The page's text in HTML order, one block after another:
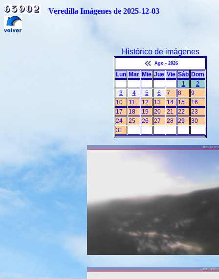
Veredilla Imágenes de 2025-12-03
Histórico de imágenes
Ago - 2026
Lun Mar Mie Jue Vie Sáb Dom
1
2
3
4 5 6 7 8
9
10
11 12 13 14 15
16
17
18 19 20 21 22
23
24
25 26 27 28 29
30
31